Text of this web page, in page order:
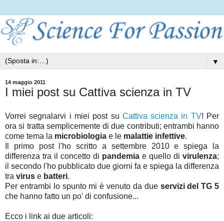
▼
14 maggio 2011
I miei post su Cattiva scienza in TV
Vorrei segnalarvi i miei post su Cattiva scienza in TV! Per
ora si tratta semplicemente di due contributi; entrambi hanno
come tema la microbiologia e le malattie infettive.
Il primo post l'ho scritto a settembre 2010 e spiega la
differenza tra il concetto di pandemia e quello di virulenza;
il secondo l'ho pubblicato due giorni fa e spiega la differenza
tra virus e batteri.
Per entrambi lo spunto mi è venuto da due servizi del TG 5
che hanno fatto un po' di confusione...
Ecco i link ai due articoli: